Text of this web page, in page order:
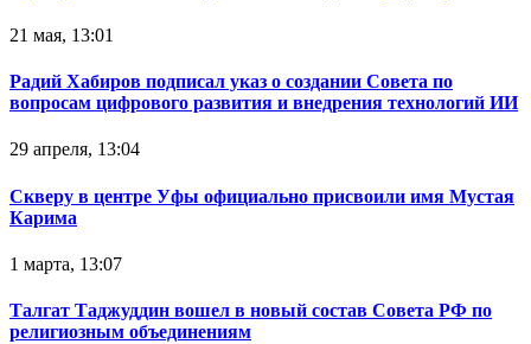
21 мая, 13:01
Радий Хабиров подписал указ о создании Совета по
вопросам цифрового развития и внедрения технологий ИИ
29 апреля, 13:04
Скверу в центре Уфы официально присвоили имя Мустая
Карима
1 марта, 13:07
Талгат Таджуддин вошел в новый состав Совета РФ по
религиозным объединениям